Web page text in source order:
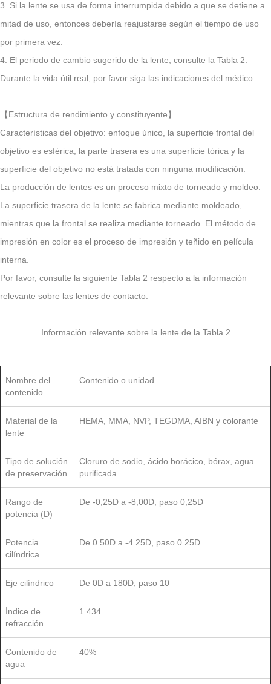
3. Si la lente se usa de forma interrumpida debido a que se detiene a
mitad de uso, entonces debería reajustarse según el tiempo de uso
por primera vez.
4. El periodo de cambio sugerido de la lente, consulte la Tabla 2.
Durante la vida útil real, por favor siga las indicaciones del médico.
【Estructura de rendimiento y constituyente】
Características del objetivo: enfoque único, la superficie frontal del
objetivo es esférica, la parte trasera es una superficie tórica y la
superficie del objetivo no está tratada con ninguna modificación.
La producción de lentes es un proceso mixto de torneado y moldeo.
La superficie trasera de la lente se fabrica mediante moldeado,
mientras que la frontal se realiza mediante torneado. El método de
impresión en color es el proceso de impresión y teñido en película
interna.
Por favor, consulte la siguiente Tabla 2 respecto a la información
relevante sobre las lentes de contacto.
Información relevante sobre la lente de la Tabla 2
Nombre del
contenido
Contenido o unidad
Material de la
lente
HEMA, MMA, NVP, TEGDMA, AIBN y colorante
Tipo de solución
de preservación
Cloruro de sodio, ácido borácico, bórax, agua
purificada
Rango de
potencia (D)
De -0,25D a -8,00D, paso 0,25D
Potencia
cilíndrica
De 0.50D a -4.25D, paso 0.25D
Eje cilíndrico De 0D a 180D, paso 10
Índice de
refracción
1.434
Contenido de
agua
40%